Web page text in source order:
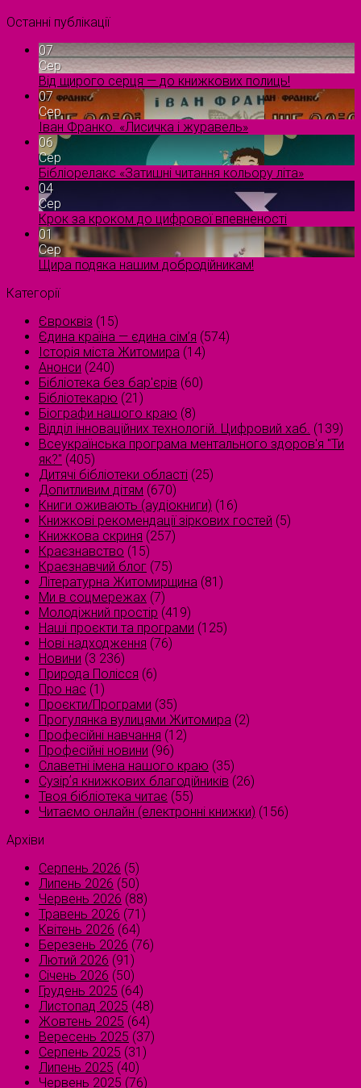
Останні публікації
07
Сер
Від щирого серця — до книжкових полиць!
07
Сер
Іван Франко. «Лисичка і журавель»
06
Сер
Бібліорелакс «Затишні читання кольору літа»
04
Сер
Крок за кроком до цифрової впевненості
01
Сер
Щира подяка нашим добродійникам!
Категорії
Євроквіз (15)
Єдина країна — єдина сім’я (574)
Історія міста Житомира (14)
Анонси (240)
Бібліотека без бар'єрів (60)
Бібліотекарю (21)
Біографи нашого краю (8)
Відділ інноваційних технологій. Цифровий хаб. (139)
Всеукраїнська програма ментального здоров'я "Ти
як?" (405)
Дитячі бібліотеки області (25)
Допитливим дітям (670)
Книги оживають (аудіокниги) (16)
Книжкові рекомендації зіркових гостей (5)
Книжкова скриня (257)
Краєзнавство (15)
Краєзнавчий блог (75)
Літературна Житомирщина (81)
Ми в соцмережах (7)
Молодіжний простір (419)
Наші проєкти та програми (125)
Нові надходження (76)
Новини (3 236)
Природа Полісся (6)
Про нас (1)
Проєкти/Програми (35)
Прогулянка вулицями Житомира (2)
Професійні навчання (12)
Професійні новини (96)
Славетні імена нашого краю (35)
Сузірʼя книжкових благодійників (26)
Твоя бібліотека читає (55)
Читаємо онлайн (електронні книжки) (156)
Архіви
Серпень 2026 (5)
Липень 2026 (50)
Червень 2026 (88)
Травень 2026 (71)
Квітень 2026 (64)
Березень 2026 (76)
Лютий 2026 (91)
Січень 2026 (50)
Грудень 2025 (64)
Листопад 2025 (48)
Жовтень 2025 (64)
Вересень 2025 (37)
Серпень 2025 (31)
Липень 2025 (40)
Червень 2025 (76)